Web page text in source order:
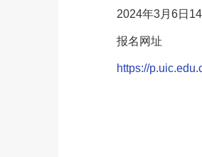
2024年3月6日
报名网址
https://